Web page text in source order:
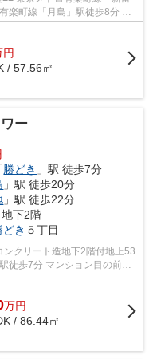
楽町線「月島」駅徒歩8分 東
円
/ 57.56㎡
ー
勝どき 」駅 徒歩7分
」駅 徒歩20分
」駅 徒歩22分
下2階
どき ５丁目
万円
/ 86.44㎡